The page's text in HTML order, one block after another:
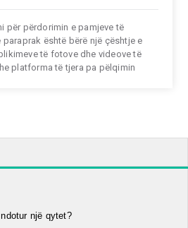
për përdorimin e pamjeve të
është bërë një çështje e
të fotove dhe videove të
platforma të tjera pa pëlqimin